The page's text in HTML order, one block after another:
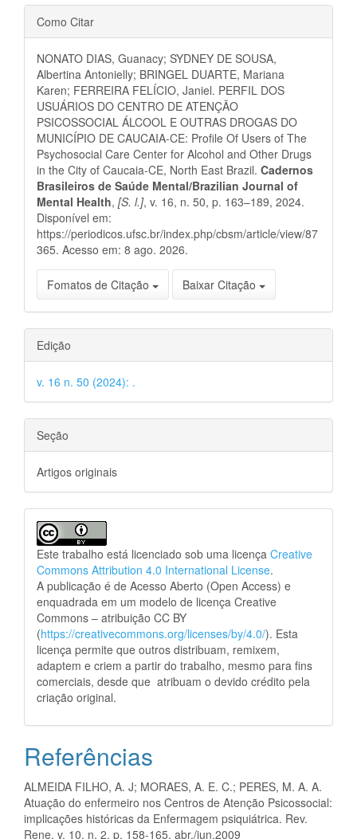
Detalhes
do
artigo
Como Citar
NONATO DIAS, Guanacy; SYDNEY DE SOUSA,
Albertina Antonielly; BRINGEL DUARTE, Mariana
Karen; FERREIRA FELÍCIO, Janiel. PERFIL DOS
USUÁRIOS DO CENTRO DE ATENÇÃO
PSICOSSOCIAL ÁLCOOL E OUTRAS DROGAS DO
MUNICÍPIO DE CAUCAIA-CE: Profile Of Users of The
Psychosocial Care Center for Alcohol and Other Drugs
in the City of Caucaia-CE, North East Brazil. Cadernos
Brasileiros de Saúde Mental/Brazilian Journal of
Mental Health, [S. l.], v. 16, n. 50, p. 163–189, 2024.
Disponível em:
https://periodicos.ufsc.br/index.php/cbsm/article/view/87
365. Acesso em: 8 ago. 2026.
Fomatos de Citação Baixar Citação
Edição
v. 16 n. 50 (2024): .
Seção
Artigos originais
Este trabalho está licenciado sob uma licença Creative
Commons Attribution 4.0 International License.
A publicação é de Acesso Aberto (Open Access) e
enquadrada em um modelo de licença Creative
Commons – atribuição CC BY
(https://creativecommons.org/licenses/by/4.0/). Esta
licença permite que outros distribuam, remixem,
adaptem e criem a partir do trabalho, mesmo para fins
comerciais, desde que atribuam o devido crédito pela
criação original.
Referências
ALMEIDA FILHO, A. J; MORAES, A. E. C.; PERES, M. A. A.
Atuação do enfermeiro nos Centros de Atenção Psicossocial:
implicações históricas da Enfermagem psiquiátrica. Rev.
Rene, v. 10, n. 2, p. 158-165, abr./jun.2009